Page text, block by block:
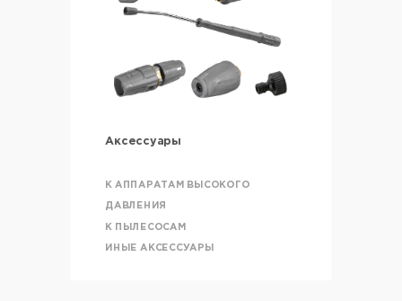
Аксессуары
К АППАРАТАМ ВЫСОКОГО
ДАВЛЕНИЯ
К ПЫЛЕСОСАМ
ИНЫЕ АКСЕССУАРЫ